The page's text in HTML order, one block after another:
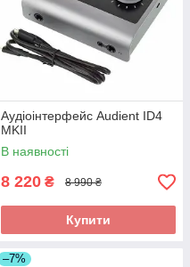
Аудіоінтерфейс Audient ID4
MKII
В наявності
8 220 ₴ 8 990 ₴
Купити
–7%